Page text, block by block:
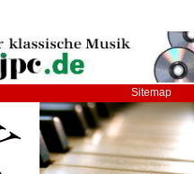
Sitemap